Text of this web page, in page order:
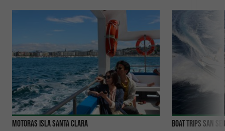
Motoras Isla Santa Clara Boat Trips San